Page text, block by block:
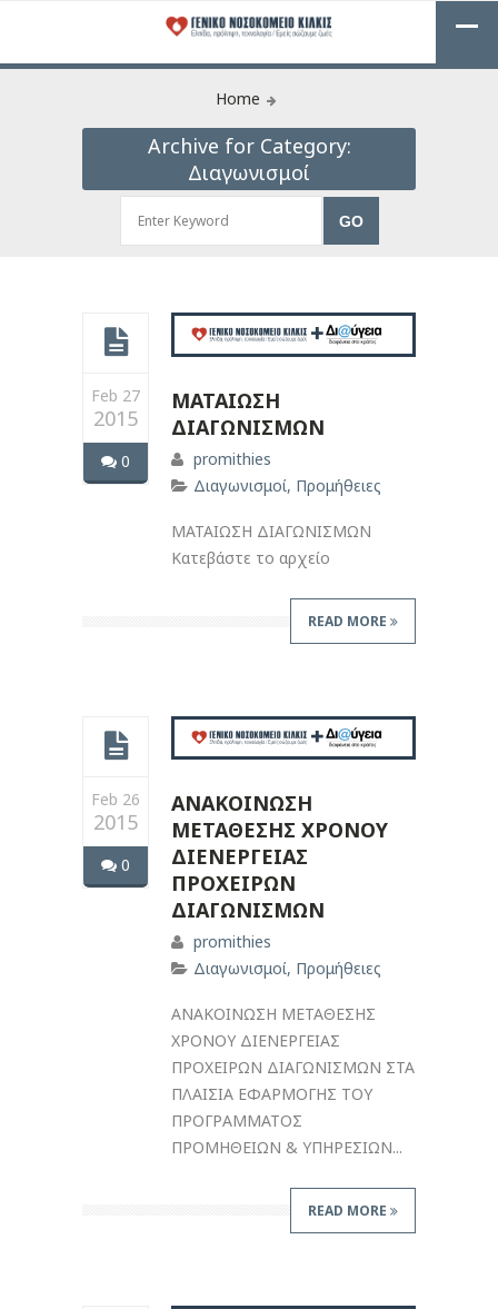
Home
Archive for Category:
Διαγωνισμοί
Feb 27
2015
0
ΜΑΤΑΙΩΣΗ
ΔΙΑΓΩΝΙΣΜΩΝ
promithies
Διαγωνισμοί, Προμήθειες
ΜΑΤΑΙΩΣΗ ΔΙΑΓΩΝΙΣΜΩΝ
Κατεβάστε το αρχείο
READ MORE
Feb 26
2015
0
ΑΝΑΚΟΙΝΩΣΗ
ΜΕΤΑΘΕΣΗΣ ΧΡΟΝΟΥ
ΔΙΕΝΕΡΓΕΙΑΣ
ΠΡΟΧΕΙΡΩΝ
ΔΙΑΓΩΝΙΣΜΩΝ
promithies
Διαγωνισμοί, Προμήθειες
ΑΝΑΚΟΙΝΩΣΗ ΜΕΤΑΘΕΣΗΣ
ΧΡΟΝΟΥ ΔΙΕΝΕΡΓΕΙΑΣ
ΠΡΟΧΕΙΡΩΝ ΔΙΑΓΩΝΙΣΜΩΝ ΣΤΑ
ΠΛΑΙΣΙΑ ΕΦΑΡΜΟΓΗΣ ΤΟΥ
ΠΡΟΓΡΑΜΜΑΤΟΣ
ΠΡΟΜΗΘΕΙΩΝ & ΥΠΗΡΕΣΙΩΝ...
READ MORE